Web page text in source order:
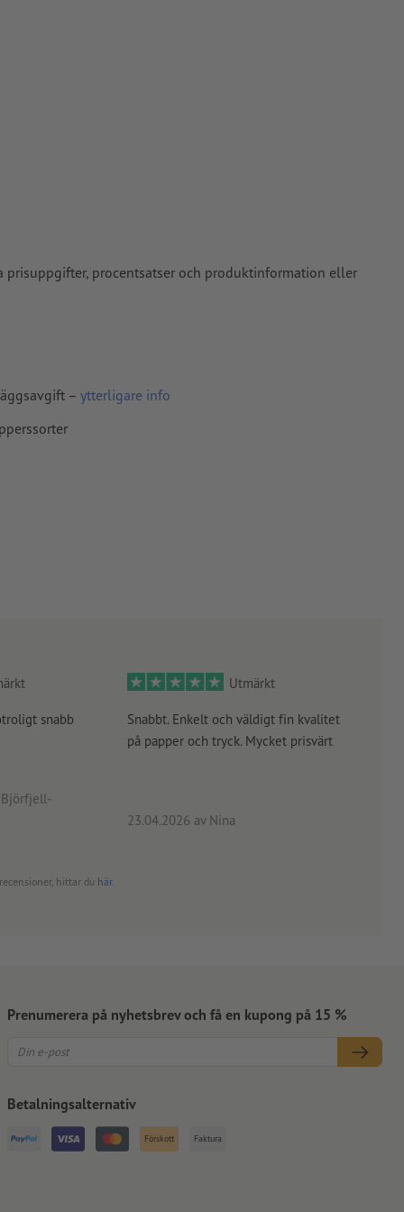
FOGRA52
procentsatser och produktinformation eller
– ytterligare info
snabb
Björfjell-
Utmärkt
Snabbt. Enkelt och väldigt fin kvalitet
på papper och tryck. Mycket prisvärt
23.04.2026 av Nina
hittar du här.
Prenumerera på nyhetsbrev och få en kupong på 15 %
Betalningsalternativ
Förskott Faktura